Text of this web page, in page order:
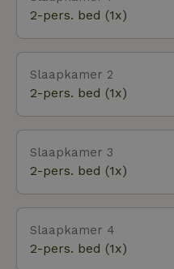
2-pers. bed (1x)
Slaapkamer 2
2-pers. bed (1x)
Slaapkamer 3
2-pers. bed (1x)
Slaapkamer 4
2-pers. bed (1x)